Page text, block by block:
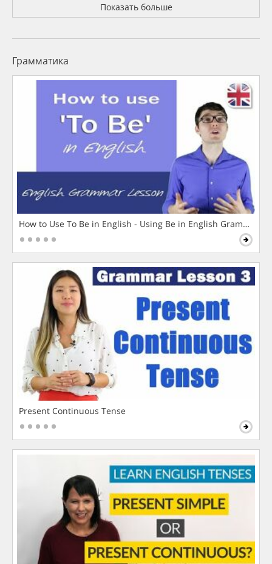
Показать больше
Грамматика
How to Use To Be in English - Using Be in English Grammar
Present Continuous Tense